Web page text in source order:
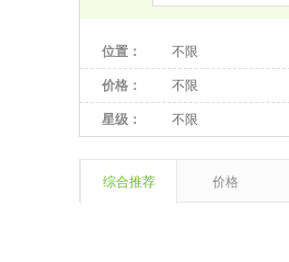
位置： 不限
价格： 不限
星级： 不限
综合推荐 价格